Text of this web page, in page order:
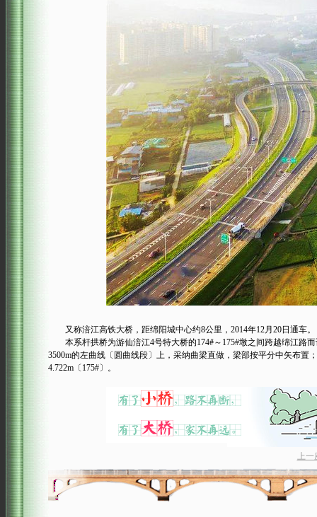
又称涪江高铁大桥，距绵阳城中心约8公里，2014年12月20日通车。
本系杆拱桥为游仙涪江4号特大桥的174#～175#墩之间跨越绵江路而
3500m的左曲线〔圆曲线段〕上，采纳曲梁直做，梁部按平分中矢布置
4.722m〔175#〕。
上一